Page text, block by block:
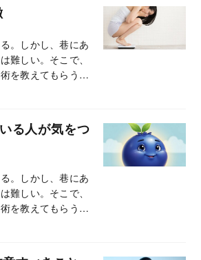
。しかし、巷にあ
難しい。そこで、
を教えてもらう。
る人が気をつ
。しかし、巷にあ
難しい。そこで、
を教えてもらう。